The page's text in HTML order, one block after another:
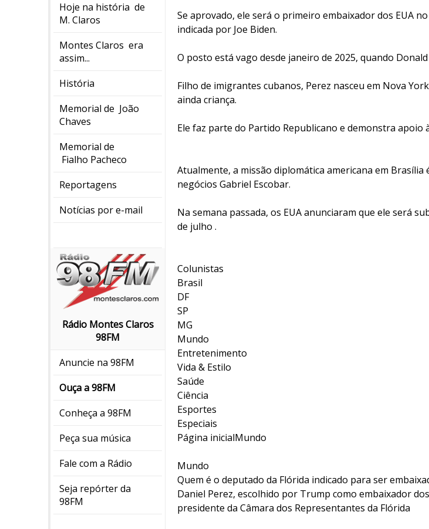
Hoje na história de
M. Claros
Montes Claros era
assim...
História
Memorial de João
Chaves
Memorial de
Fialho Pacheco
Reportagens
Notícias por e-mail
Rádio Montes Claros
98FM
Anuncie na 98FM
Ouça a 98FM
Conheça a 98FM
Peça sua música
Fale com a Rádio
Seja repórter da
98FM
Se aprovado, ele será o primeiro embaixador dos EUA
indicada por Joe Biden.
O posto está vago desde janeiro de 2025, quando
Filho de imigrantes cubanos, Perez nasceu em Nova
ainda criança.
Ele faz parte do Partido Republicano e demonstra apoio
Atualmente, a missão diplomática americana em Brasília
negócios Gabriel Escobar.
Na semana passada, os EUA anunciaram que ele será
de julho .
Colunistas
Brasil
DF
SP
MG
Mundo
Entretenimento
Vida & Estilo
Saúde
Ciência
Esportes
Especiais
Página inicialMundo
Mundo
Quem é o deputado da Flórida indicado para ser
Daniel Perez, escolhido por Trump como embaixador
presidente da Câmara dos Representantes da Flórida